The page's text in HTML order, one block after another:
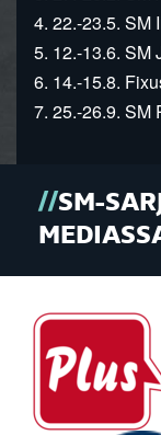
4. 22.-23.5. SM
5. 12.-13.6. SM
6. 14.-15.8.
7. 25.-26.9. SM
SM-